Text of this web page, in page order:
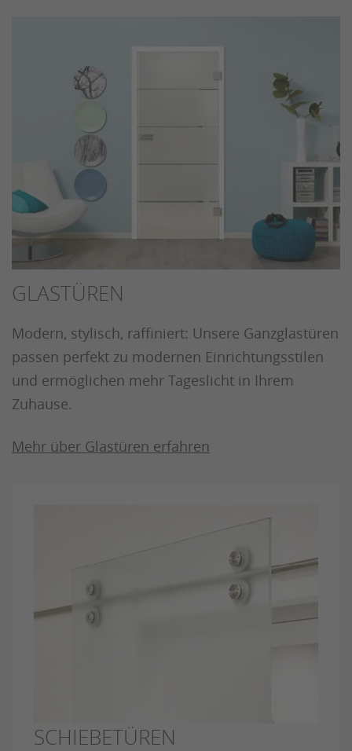
GLASTÜREN
Modern, stylisch, raffiniert: Unsere Ganzglastüren
passen perfekt zu modernen Einrichtungsstilen
und ermöglichen mehr Tageslicht in Ihrem
Zuhause.
Mehr über Glastüren erfahren
SCHIEBETÜREN